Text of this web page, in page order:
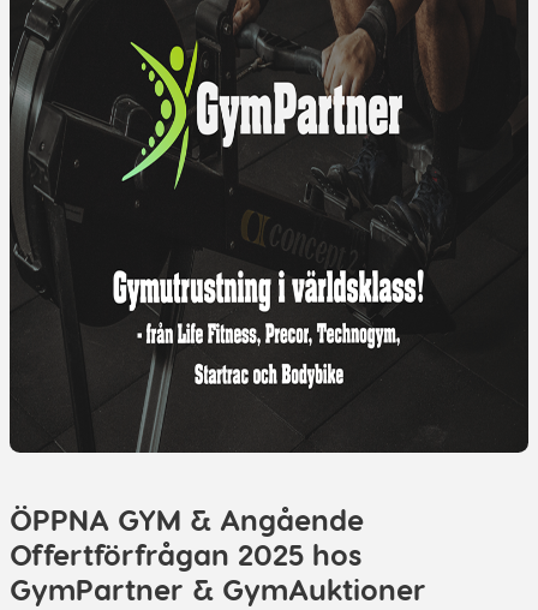
ÖPPNA GYM & Angående
Offertförfrågan 2025 hos
GymPartner & GymAuktioner